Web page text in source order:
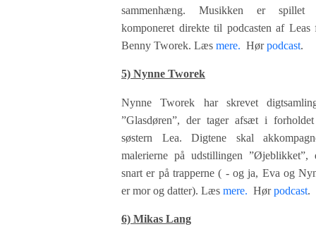
sammenhæng. Musikken er spillet
komponeret direkte til podcasten af Leas
Benny Tworek. Læs mere. Hørpodcast.
5) Nynne Tworek
Nynne Tworek har skrevet
”Glasdøren”, der tager afsæt i
søstern Lea. Digtene skal
malerierne på udstillingen ”Øjeblikket”,
snart er på trapperne ( - og ja, Eva og
er mor og datter). Læs mere. Hørpodcast.
6) Mikas Lang